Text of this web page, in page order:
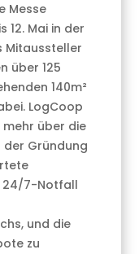
Messe
12. Mai in der
Mitaussteller
über 125
140m²
LogCoop
über die
der Gründung
24/7-Notfall
und die
zu